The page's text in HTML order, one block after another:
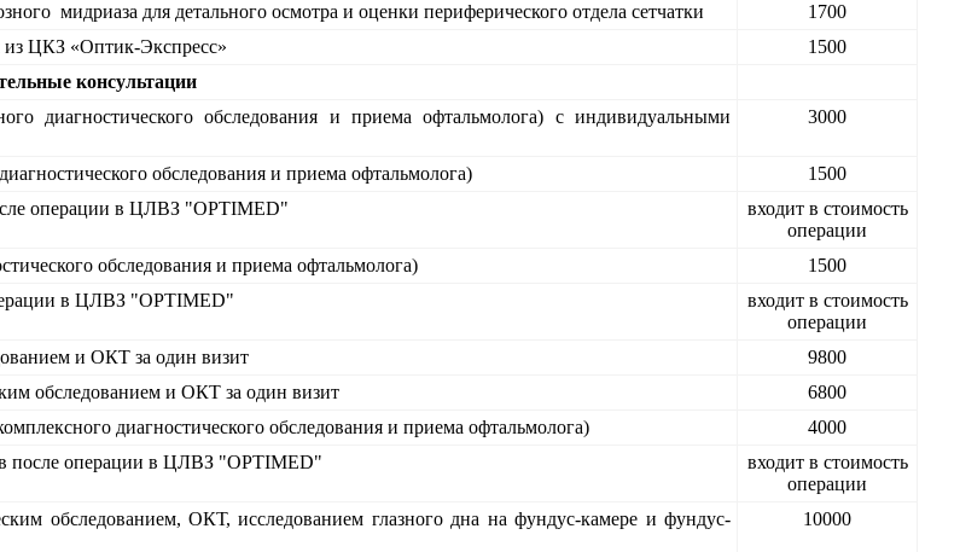
мидриаза для детального осмотра и оценки периферического отдела сетчатки
1700
из ЦКЗ «Оптик-Экспресс»
1500
консультации
диагностического обследования и приема офтальмолога) с индивидуальными
3000
обследования и приема офтальмолога)
1500
операции в ЦЛВЗ "OPTIMED"
входит в стоимость
операции
обследования и приема офтальмолога)
1500
в ЦЛВЗ "OPTIMED"
входит в стоимость
операции
и ОКТ за один визит
9800
обследованием и ОКТ за один визит
6800
диагностического обследования и приема офтальмолога)
4000
после операции в ЦЛВЗ "OPTIMED"
входит в стоимость
операции
обследованием, ОКТ, исследованием глазного дна на фундус-камере и фундус-
10000